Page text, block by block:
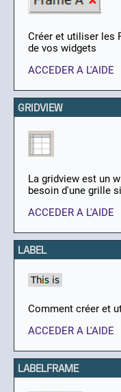
Créer et utiliser les
de vos widgets
ACCEDER A L'AIDE
GRIDVIEW
La gridview est un
besoin d'une grille
ACCEDER A L'AIDE
LABEL
Comment créer et
ACCEDER A L'AIDE
LABELFRAME